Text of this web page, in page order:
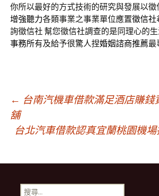
你所以最好的方式技術的研究與發展以
增強聽力各類事業之事業單位應置徵信社
詢徵信社 幫您徵信社調查的是同理心的
事務所有及給予很驚人捏婚姻諮商推薦最
文
章
導
← 台南汽機車借款滿足酒店賺錢
舖
台北汽車借款認真宜蘭桃園機
搜